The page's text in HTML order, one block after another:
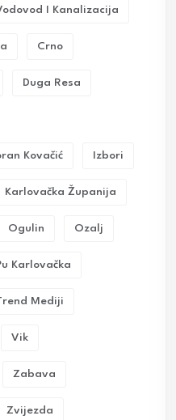
I Kanalizacija
Crno
Duga Resa
Kovačić Izbori
Karlovačka Županija
Ogulin Ozalj
Karlovačka
Mediji
Vik
Zabava
Zvijezda